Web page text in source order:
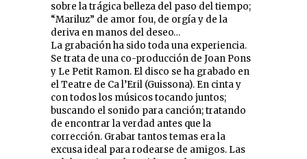
sobre la trágica belleza del paso del tiempo;
“Mariluz” de amor fou, de orgía y de la
deriva en manos del deseo…
La grabación ha sido toda una experiencia.
Se trata de una co-producción de Joan Pons
y Le Petit Ramon. El disco se ha grabado en
el Teatre de Ca l’Eril (Guissona). En cinta y
con todos los músicos tocando juntos;
buscando el sonido para canción; tratando
de encontrar la verdad antes que la
corrección. Grabar tantos temas era la
excusa ideal para rodearse de amigos. Las